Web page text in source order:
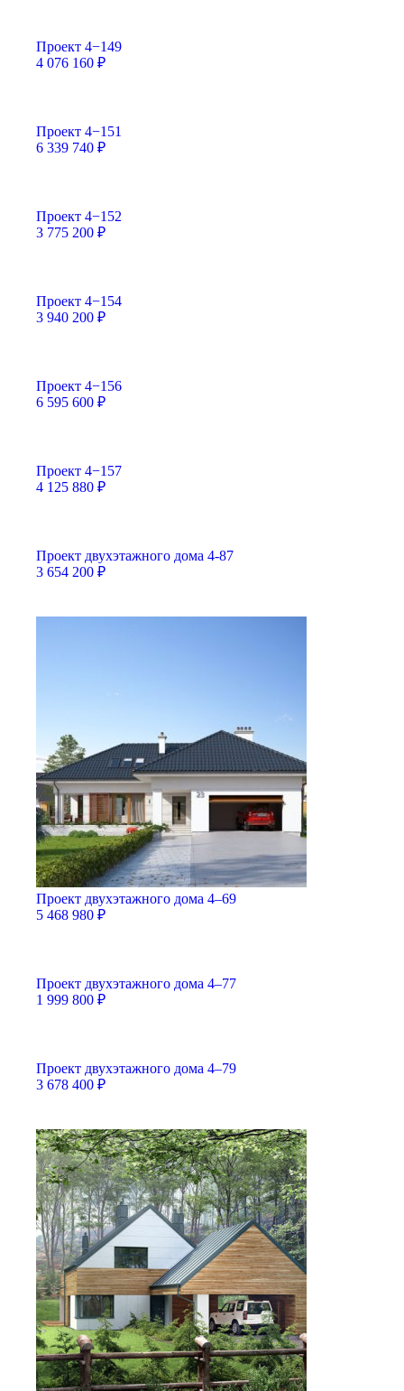
Проект 4−149
4 076 160 ₽
Проект 4−151
6 339 740 ₽
Проект 4−152
3 775 200 ₽
Проект 4−154
3 940 200 ₽
Проект 4−156
6 595 600 ₽
Проект 4−157
4 125 880 ₽
Проект двухэтажного дома 4-87
3 654 200 ₽
Проект двухэтажного дома 4–69
5 468 980 ₽
Проект двухэтажного дома 4–77
1 999 800 ₽
Проект двухэтажного дома 4–79
3 678 400 ₽